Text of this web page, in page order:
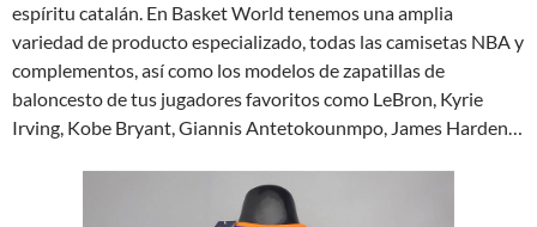
espíritu catalán. En Basket World tenemos una amplia
variedad de producto especializado, todas las camisetas NBA y
complementos, así como los modelos de zapatillas de
baloncesto de tus jugadores favoritos como LeBron, Kyrie
Irving, Kobe Bryant, Giannis Antetokounmpo, James Harden…